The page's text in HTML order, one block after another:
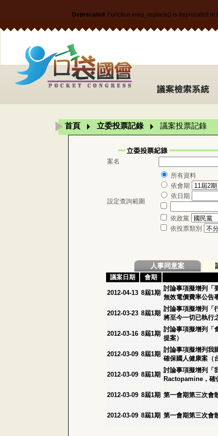
Deprecated : Function ereg_replace() is deprecated in
首頁 立委投票記錄 議案投票記錄
案名
設定查詢範圍
所有資料
依會期
依日期
依政黨
依投票類別
人事同意案
議案日期 會期
2012-04-13 8屆1期
討論事項擬增列「
無效電價費率公告
2012-03-23 8屆1期
討論事項擬增列「
將至今一切已執行
2012-03-16 8屆1期
討論事項擬增列「
提案）
2012-03-09 8屆1期
討論事項擬增列我
確保國人健康案（
2012-03-09 8屆1期
討論事項擬增列「
Ractopamine，確
2012-03-09 8屆1期 第一會期第三次會
2012-03-09 8屆1期 第一會期第三次會